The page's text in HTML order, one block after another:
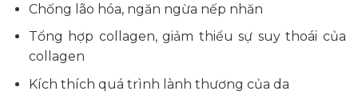
Chống lão hóa, ngăn ngừa nếp nhăn
Tổng hợp collagen, giảm thiểu sự suy thoái của
collagen
Kích thích quá trình lành thương của da